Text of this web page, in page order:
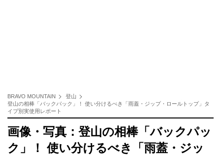
BRAVO MOUNTAIN
登山
登山の相棒「バックパック」！ 使い分けるべき「雨蓋・ジップ・ロールトップ」タ
イプ別実使用レポート
画像・写真：登山の相棒「バックパッ
ク」！ 使い分けるべき「雨蓋・ジッ